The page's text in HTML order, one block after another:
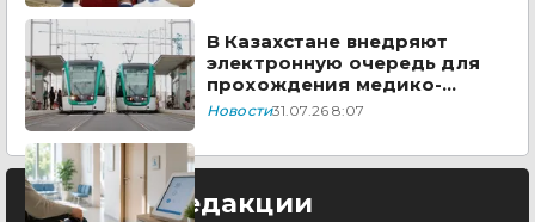
В Казахстане внедряют
электронную очередь для
прохождения медико-
социальной экспертизы
Новости31.07.26 8:07
Выбор редакции